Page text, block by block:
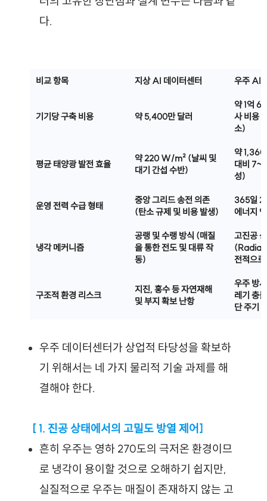
다.
비교 항목 지상 AI 데이터센터 우주 AI
기기당 구축 비용 약 5,400만 달러
약 1억
사 비용
소)
평균 태양광 발전 효율
약 220 W/m² (날씨 및
대기 간섭 수반)
약
대비
성)
운영 전력 수급 형태
중앙 그리드 송전 의존
(탄소 규제 및 비용 발생)
365일
에너지
냉각 메커니즘
공랭 및 수랭 방식 (매질
을 통한 전도 및 대류 작
동)
고진공
전적으
구조적 환경 리스크
지진, 홍수 등 자연재해
및 부지 확보 난항
우주 방
레기 충
단 주기
우주 데이터센터가 상업적 타당성을 확보하
기 위해서는 네 가지 물리적 기술 과제를 해
결해야 한다.
[ 1. 진공 상태에서의 고밀도 방열 제어]
흔히 우주는 영하 270도의 극저온 환경이므
로 냉각이 용이할 것으로 오해하기 쉽지만,
실질적으로 우주는 매질이 존재하지 않는 고